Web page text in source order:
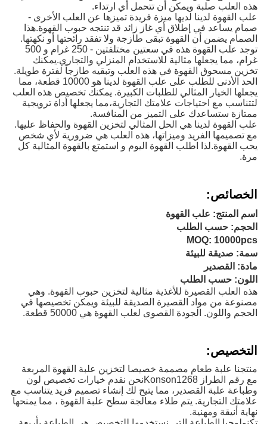
هذه العلب صلبة ويمكن أن تتحمل أي ارتداء.
علب القهوة لدينا لديها ميزة فريدة تميزها عن العلب الأخرى -
صمام يساعد في إطلاق أي غاز زائد قد تنتجه حبوب القهوة.هذا
الصمام يضمن أن القهوة تبقى طازجة ولا تفقد رائحتها أو نكهتها.
توجد علب القهوة هذه في سعتين مختلفتين - 250 غرام و 500
غرام، مما يجعلها مثالية للاستخدام المنزلي والتجاري.يمكنك
تخزين مسحوق القهوة في هذه العلب وتبقيه طازجاً لفترة طويلة.
الحد الأدنى للطلب على علب القهوة لدينا هو 10000 قطعة، مما
يجعلها الخيار المثالي للطلبات الكبيرة. يمكنك تخصيص هذه العلب
لتتناسب مع احتياجات علامتك التجارية،مما يجعلها أداة ترويجية
ممتازة ستساعدك على التميز من المنافسة.
علب القهوة لدينا هي الحل المثالي لتخزين القهوة والحفاظ عليها.
مع تصميمها الفريد وميزاتها، هذه العلب هي ضرورية لأي شخص
يحب القهوة.لذا اطلب القهوة اليوم و استمتع بالقهوة المثالية كل
مرة.
الخصائص:
اسم المنتج: علب القهوة
الحجم: حسب الطلب
MOQ: 10000pcs
سمة: صديقة للبيئة
مادة: القصدير
اللون: حسب الطلب
هذه العلب القصيرة للأغذية مثالية لتخزين حبوب القهوة. وهي
مصنوعة من مواد القصيرة الصديقة للبيئة ويمكن تخصيصها في
الحجم واللون. الجودة القصوى لعلب القهوة هي 50000 قطعة.
التخصيص:
منتجنا علبة طعام مصممة خصيصا لتخزين علبة القهوة المربعة
مع رقم الطراز Konson1268نحن نقدم خيارات تخصيص لون
وطباعة علبة القصدير، مما يتيح لك إنشاء تصميم فريد يتناسب مع
علامتك التجارية. يتم طلاء معالجة سطح علبة القهوة ، مما يمنحها
نهاية أنيقة ومهنية.